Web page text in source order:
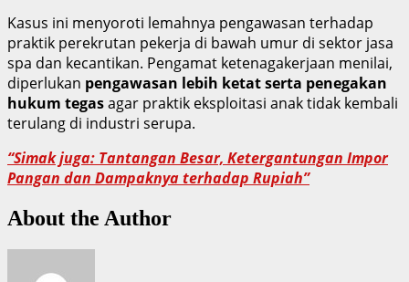
Kasus ini menyoroti lemahnya pengawasan terhadap
praktik perekrutan pekerja di bawah umur di sektor jasa
spa dan kecantikan. Pengamat ketenagakerjaan menilai,
diperlukan pengawasan lebih ketat serta penegakan
hukum tegasagar praktik eksploitasi anak tidak kembali
terulang di industri serupa.
“Simak juga: Tantangan Besar, Ketergantungan Impor
Pangan dan Dampaknya terhadap Rupiah”
About the Author